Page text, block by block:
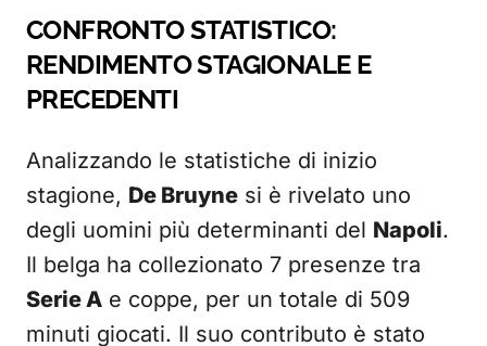
CONFRONTO STATISTICO:
RENDIMENTO STAGIONALE E
PRECEDENTI
Analizzando le statistiche di inizio
stagione, De Bruyne si è rivelato uno
degli uomini più determinanti del Napoli.
Il belga ha collezionato 7 presenze tra
Serie A e coppe, per un totale di 509
minuti giocati. Il suo contributo è stato